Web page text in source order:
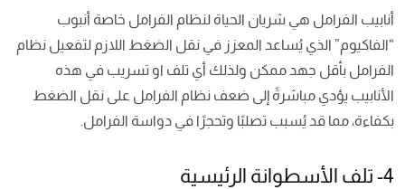
أنابيب الفرامل هي شريان الحياة لنظام الفرامل خاصة أنبوب
“الفاكيوم” الذي يُساعد المعزز في نقل الضغط اللازم لتفعيل نظام
الفرامل بأقل جهد ممكن ولذلك أي تلف او تسريب في هذه
الأنابيب يؤدي مباشرةً إلى ضعف نظام الفرامل على نقل الضغط
بكفاءة، مما قد يُسبب تصلبًا وتحجرًا في دواسة الفرامل.
4- تلف الأسطوانة الرئيسية